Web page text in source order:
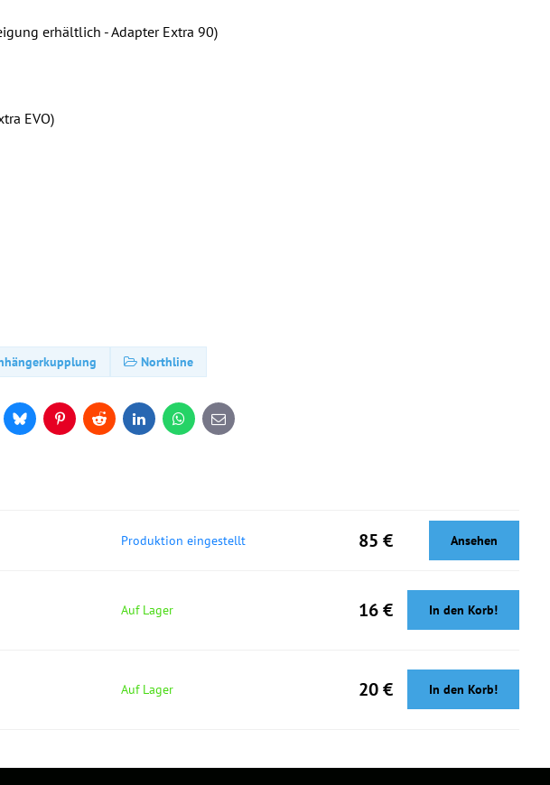
erhältlich - Adapter Extra 90)
EVO)
Northline
BlueskyPinterestRedditLinkedInWhatsApp
E-
mail
Produktion eingestellt 85 € Ansehen
Auf Lager 16 € In den Korb!
Auf Lager 20 € In den Korb!